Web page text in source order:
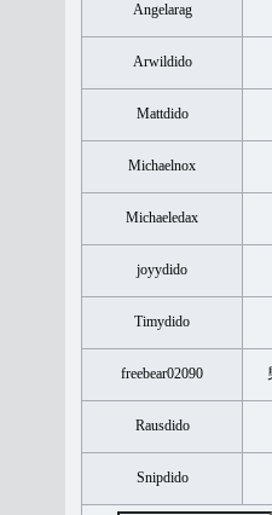
Angelarag
Arwildido
Mattdido
Michaelnox
Michaeledax
joyydido
Timydido
freebear02090
Rausdido
Snipdido